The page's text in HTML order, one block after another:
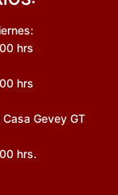
hrs
hrs
Gevey GT
hrs.